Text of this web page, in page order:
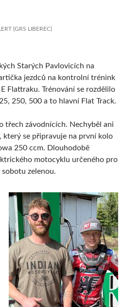
(GRS LIBEREC)
Starých Pavlovicích na
jezdců na kontrolní trénink
Flattraku. Trénování se rozdělilo
250, 500 a to hlavní Flat Track.
třech závodnících. Nechyběl ani
který se připravuje na první kolo
250 ccm. Dlouhodobě
motocyklu určeného pro
zelenou.